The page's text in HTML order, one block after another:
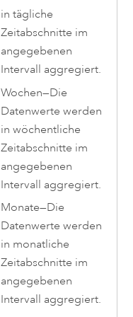
in tägliche
Zeitabschnitte im
angegebenen
Intervall aggregiert.
Wochen—Die
Datenwerte werden
in wöchentliche
Zeitabschnitte im
angegebenen
Intervall aggregiert.
Monate—Die
Datenwerte werden
in monatliche
Zeitabschnitte im
angegebenen
Intervall aggregiert.